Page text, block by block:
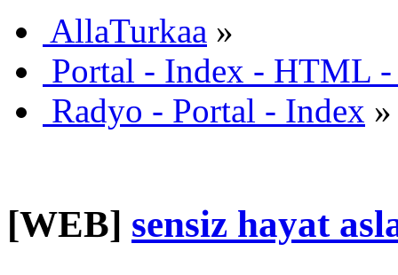
AllaTurkaa »
Portal - Index - HTML
Radyo - Portal - Index »
[WEB] sensiz hayat